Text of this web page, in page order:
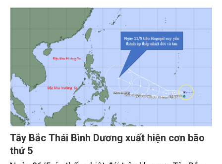
Tây Bắc Thái Bình Dương xuất hiện cơn bão
thứ 5